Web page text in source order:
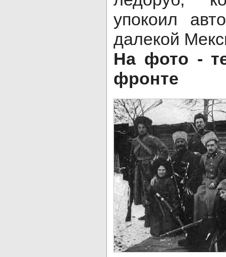
упокоил
далекой
На фото -
фронте